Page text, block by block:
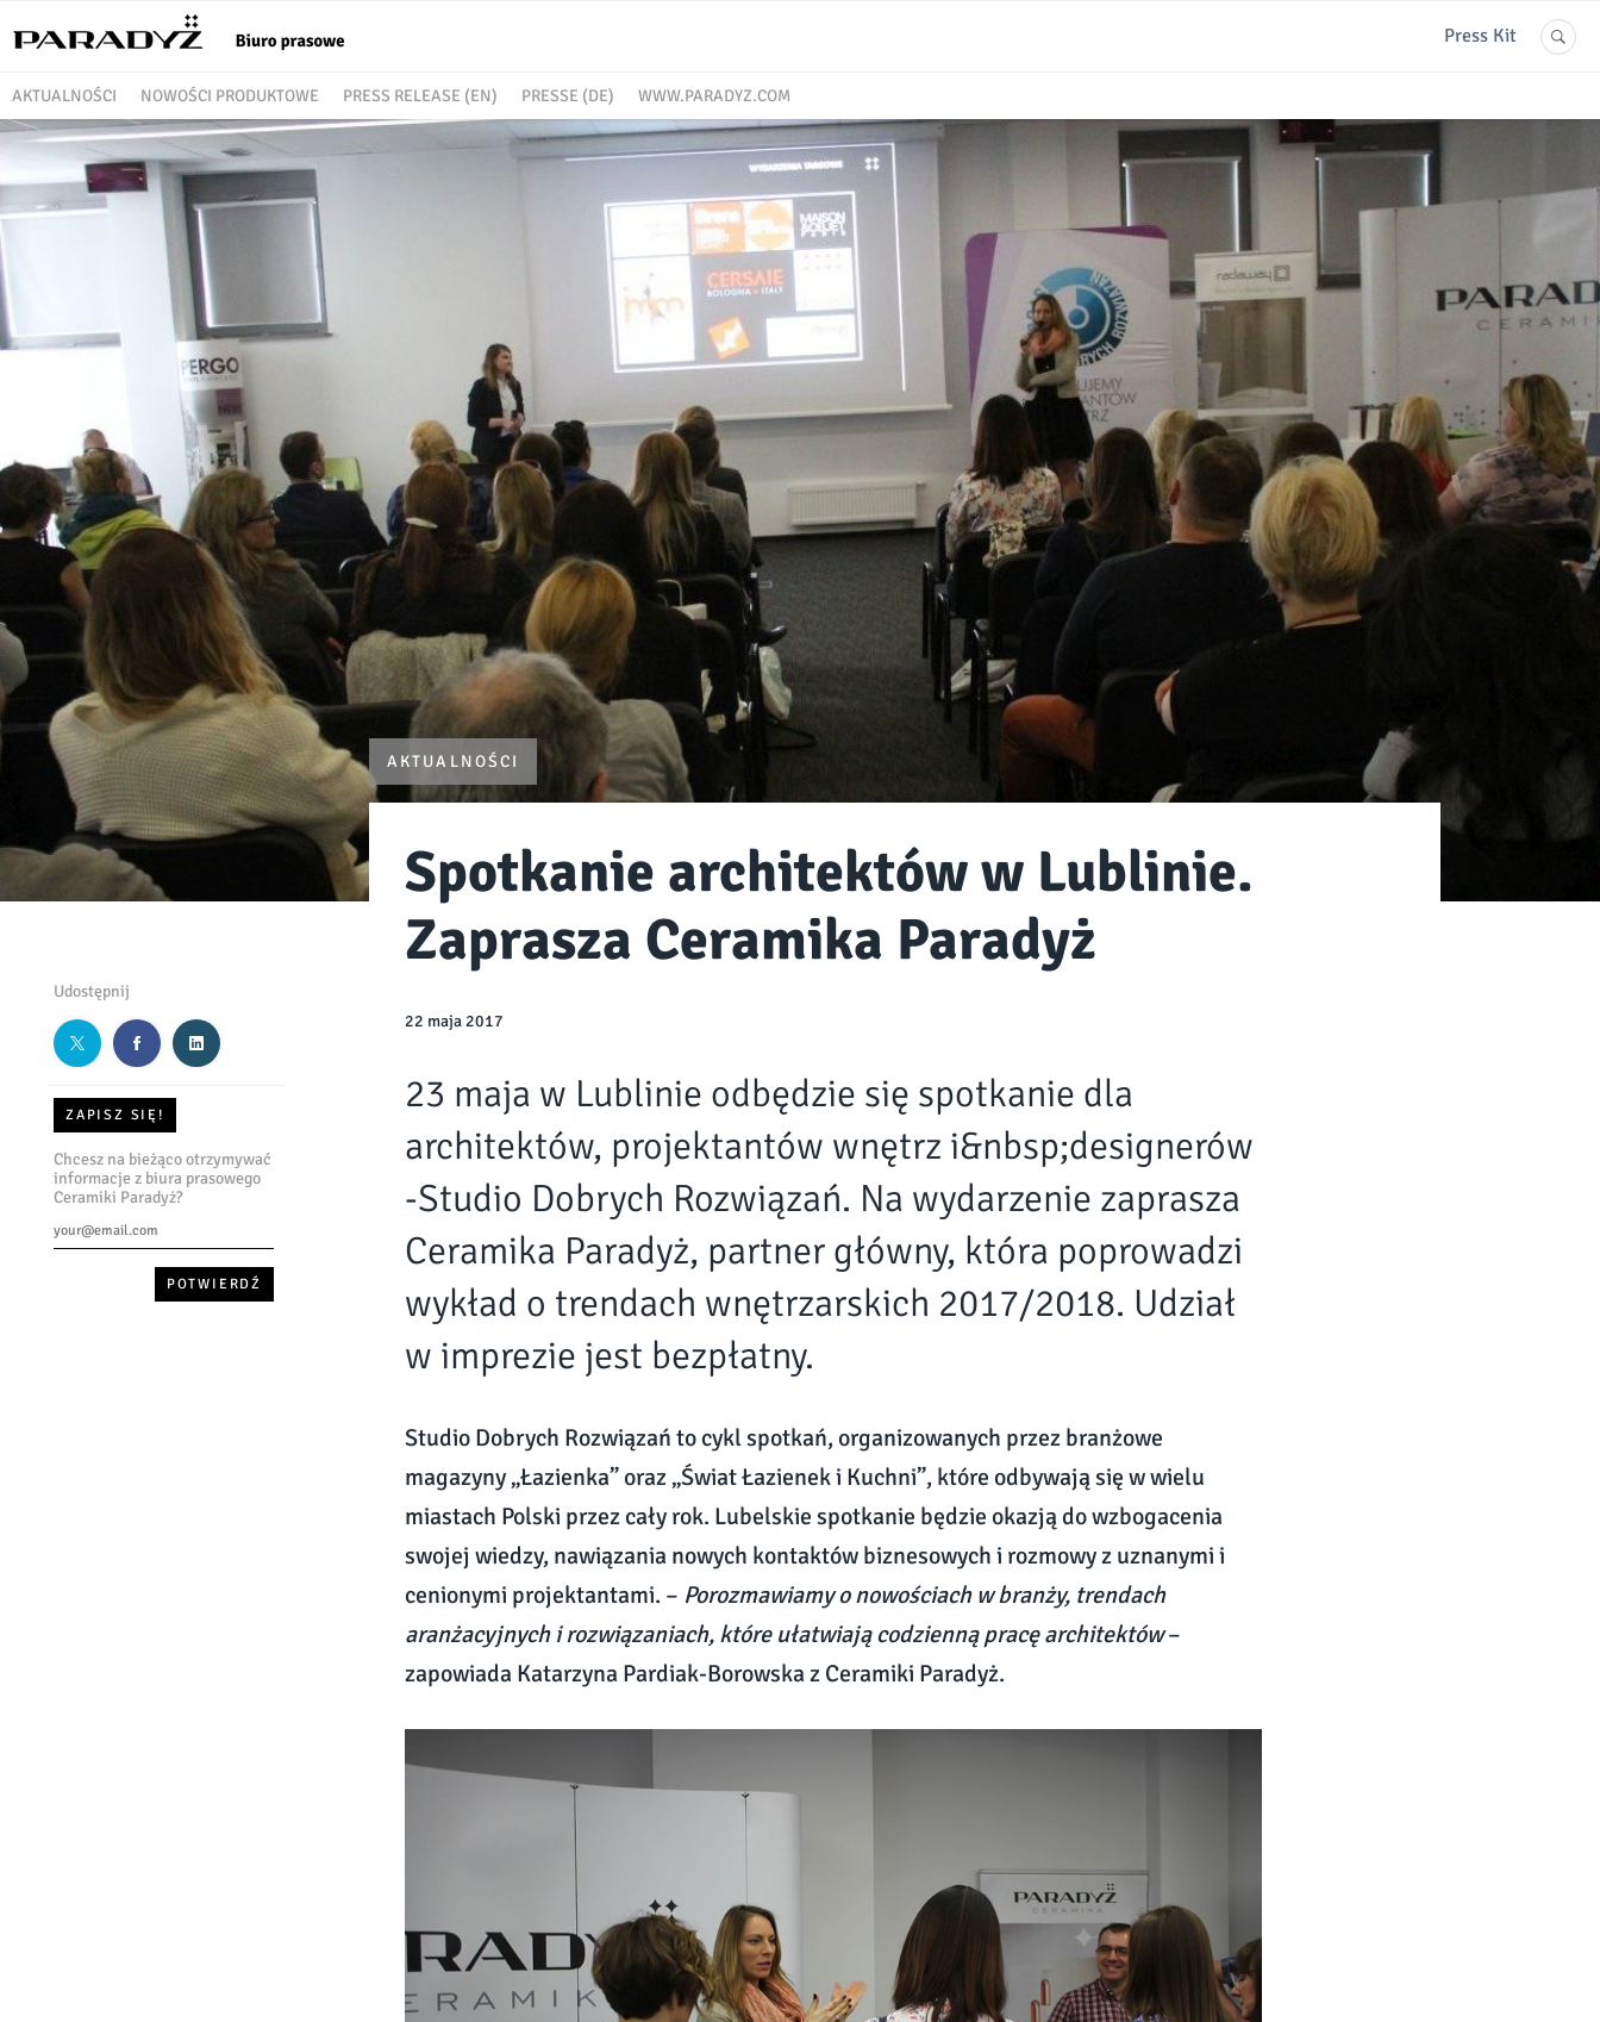
Press Kit
AKTUALNOŚCI NOWOŚCI PRODUKTOWE PRESS RELEASE (EN) PRESSE (DE) WWW.PARADYZ.COM
Udostępnij
ZAPISZ SIĘ!
Chcesz na bieżąco otrzymywać
informacje z biura prasowego
Ceramiki Paradyż?
AKTUALNOŚCI
Spotkanie architektów w Lublinie.
Zaprasza Ceramika Paradyż
22 maja 2017
23 maja w Lublinie odbędzie się spotkanie dla
architektów, projektantów wnętrz i&nbsp;designerów
-Studio Dobrych Rozwiązań. Na wydarzenie zaprasza
Ceramika Paradyż, partner główny, która poprowadzi
wykład o trendach wnętrzarskich 2017/2018. Udział
w imprezie jest bezpłatny.
Studio Dobrych Rozwiązań to cykl spotkań, organizowanych przez branżowe
magazyny „Łazienka” oraz „Świat Łazienek i Kuchni”, które odbywają się w wielu
miastach Polski przez cały rok. Lubelskie spotkanie będzie okazją do wzbogacenia
swojej wiedzy, nawiązania nowych kontaktów biznesowych i rozmowy z uznanymi i
cenionymi projektantami. – Porozmawiamy o nowościach w branży, trendach
aranżacyjnych i rozwiązaniach, które ułatwiają codzienną pracę architektów–
zapowiada Katarzyna Pardiak-Borowska z Ceramiki Paradyż.